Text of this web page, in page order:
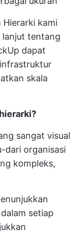
Hierarki kami
lanjut tentang
dapat
skala
sangat visual
dari organisasi
kompleks,
setiap